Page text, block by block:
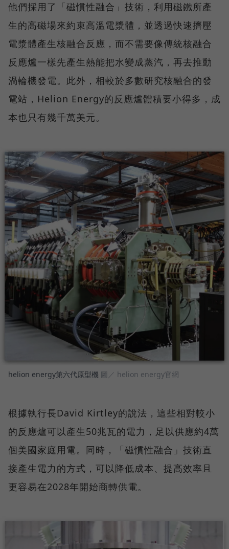
他們採用了「磁慣性融合」技術，利用磁鐵所產
生的高磁場來約束高溫電漿體，並透過快速擠壓
電漿體產生核融合反應，而不需要像傳統核融合
反應爐一樣先產生熱能把水變成蒸汽，再去推動
渦輪機發電。此外，相較於多數研究核融合的發
電站，Helion Energy的反應爐體積要小得多，成
本也只有幾千萬美元。
helion energy第六代原型機 圖／ helion energy官網
根據執行長David Kirtley的說法，這些相對較小
的反應爐可以產生50兆瓦的電力，足以供應約4萬
個美國家庭用電。同時，「磁慣性融合」技術直
接產生電力的方式，可以降低成本、提高效率且
更容易在2028年開始商轉供電。